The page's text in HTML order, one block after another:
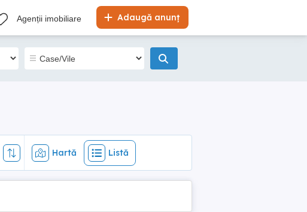
Adaugă anunț
Agenții imobiliare
Hartă Listă
Hartă Listă